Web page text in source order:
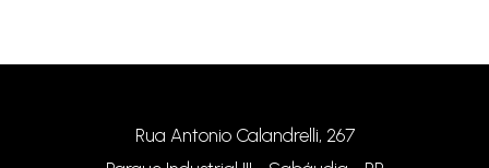
Rua Antonio Calandrelli, 267